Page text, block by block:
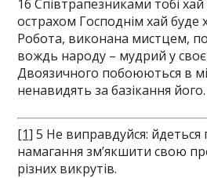
16 Співтрапезниками тобі
острахом Господнім хай буде
Робота, виконана мистцем,
вождь народу – мудрий у
Двоязичного побоюються в
ненавидять за базікання його.
[1] 5 Не виправдуйся:
намагання зм’якшити свою
різних викрутів.